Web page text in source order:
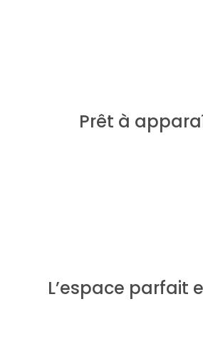
Prêt à
L’espace parfait